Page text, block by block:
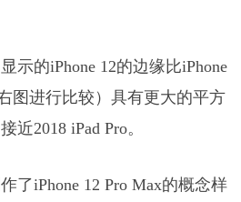
示的iPhone 12的边缘比iPhone
图进行比较）具有更大的平方
近2018 iPad Pro。
了iPhone 12 Pro Max的概念样